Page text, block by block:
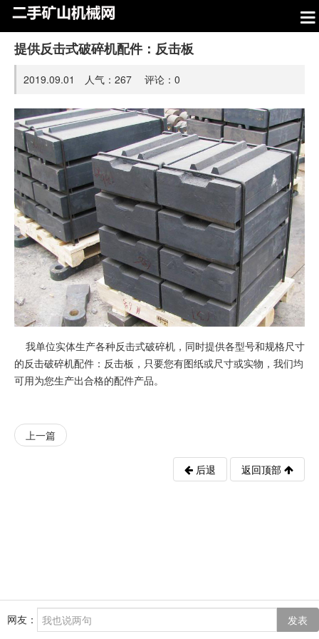
提供反击式破碎机配件：反击板
2019.09.01 人气： 267 评论： 0
我单位实体生产各种反击式破碎机，同时提供各型号和规格尺寸
的反击破碎机配件：反击板，只要您有图纸或尺寸或实物，我们均
可用为您生产出合格的配件产品。
上一篇
后退 返回顶部
网友： 发表